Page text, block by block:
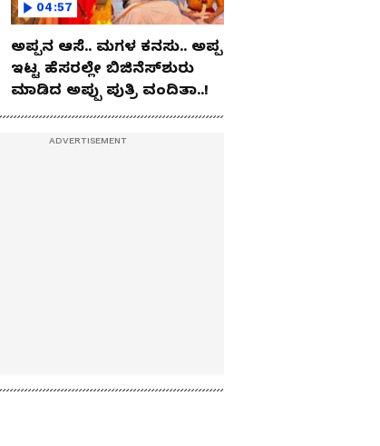
04:57
ಅಪ್ಪನ ಆಸೆ.. ಮಗಳ ಕನಸು.. ಅಪ್ಪ
ಇಟ್ಟ ಹೆಸರಲ್ಲೇ ಬಿಜಿನೆಸ್​ಶುರು
ಮಾಡಿದ ಅಪ್ಪು ಪುತ್ರಿ ವಂದಿತಾ..!